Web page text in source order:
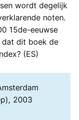
wordt degelijk
noten.
15de-eeuwse
dat dit boek de
(ES)
2003